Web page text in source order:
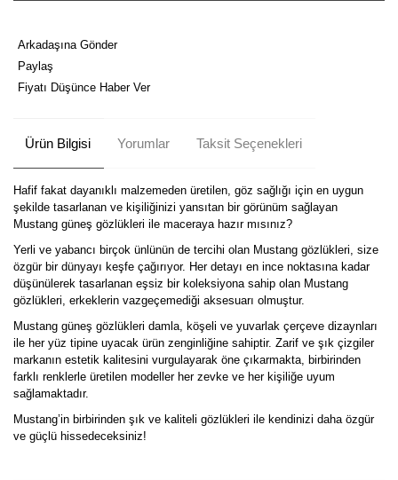
Arkadaşına Gönder
Paylaş
Fiyatı Düşünce Haber Ver
Ürün Bilgisi Yorumlar Taksit Seçenekleri
Hafif fakat dayanıklı malzemeden üretilen, göz sağlığı için en uygun
şekilde tasarlanan ve kişiliğinizi yansıtan bir görünüm sağlayan
Mustang güneş gözlükleri ile maceraya hazır mısınız?
Yerli ve yabancı birçok ünlünün de tercihi olan Mustang gözlükleri, size
özgür bir dünyayı keşfe çağırıyor. Her detayı en ince noktasına kadar
düşünülerek tasarlanan eşsiz bir koleksiyona sahip olan Mustang
gözlükleri, erkeklerin vazgeçemediği aksesuarı olmuştur.
Mustang güneş gözlükleri damla, köşeli ve yuvarlak çerçeve dizaynları
ile her yüz tipine uyacak ürün zenginliğine sahiptir. Zarif ve şık çizgiler
markanın estetik kalitesini vurgulayarak öne çıkarmakta, birbirinden
farklı renklerle üretilen modeller her zevke ve her kişiliğe uyum
sağlamaktadır.
Mustang’in birbirinden şık ve kaliteli gözlükleri ile kendinizi daha özgür
ve güçlü hissedeceksiniz!